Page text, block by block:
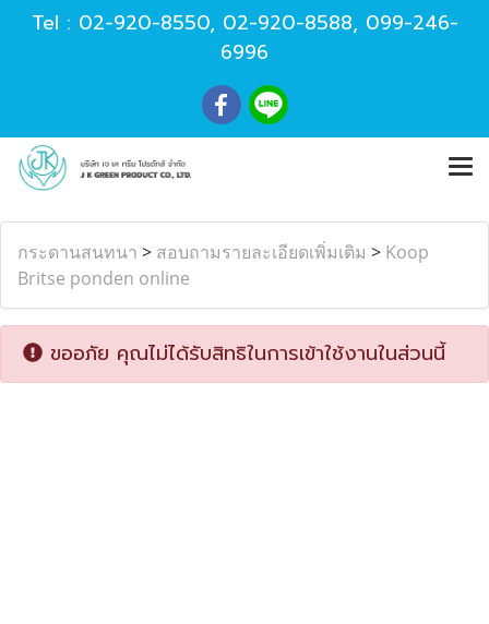
Tel : 02-920-8550, 02-920-8588, 099-246-
6996
กระดานสนทนา > สอบถามรายละเอียดเพิ่มเติม > Koop
Britse ponden online
ขออภัย คุณไม่ได้รับสิทธิในการเข้าใช้งานในส่วนนี้